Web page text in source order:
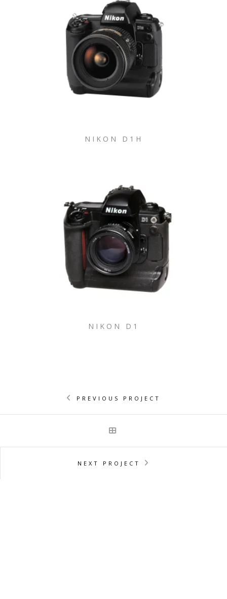
NIKON D1H
NIKON D1
PREVIOUS PROJECT
NEXT PROJECT